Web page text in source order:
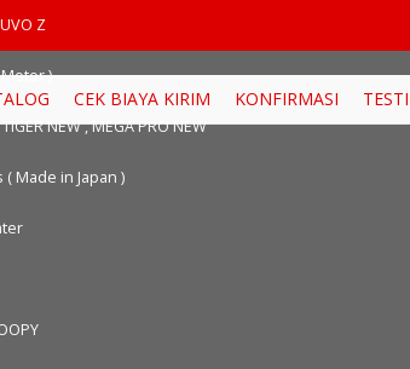
Z
)
NEW , MEGA PRO NEW
Made in Japan )
CEK BIAYA KIRIM KONFIRMASI